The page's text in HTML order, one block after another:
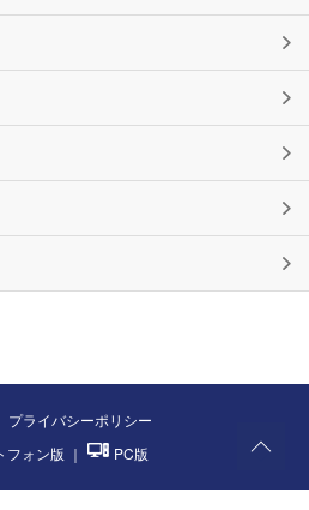
プライバシーポリシー
フォン版 ｜ PC版